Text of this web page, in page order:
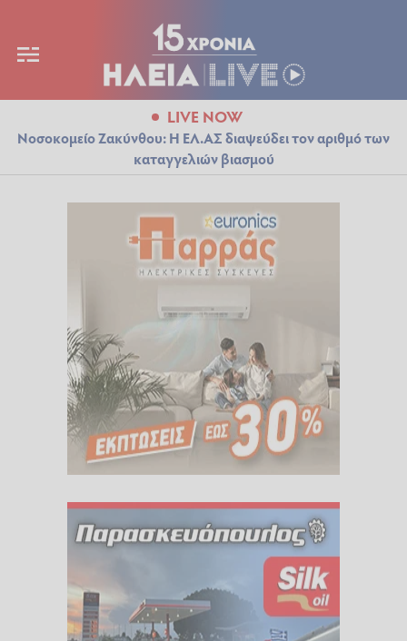
LIVE NOW
Νοσοκομείο Ζακύνθου: Η ΕΛ.ΑΣ διαψεύδει τον αριθμό των
καταγγελιών βιασμού